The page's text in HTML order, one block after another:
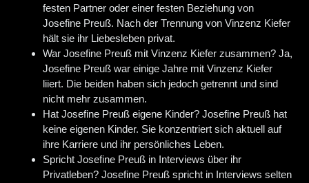
festen Partner oder einer festen Beziehung von
Josefine Preuß. Nach der Trennung von Vinzenz Kiefer
hält sie ihr Liebesleben privat.
War Josefine Preuß mit Vinzenz Kiefer zusammen? Ja,
Josefine Preuß war einige Jahre mit Vinzenz Kiefer
liiert. Die beiden haben sich jedoch getrennt und sind
nicht mehr zusammen.
Hat Josefine Preuß eigene Kinder? Josefine Preuß hat
keine eigenen Kinder. Sie konzentriert sich aktuell auf
ihre Karriere und ihr persönliches Leben.
Spricht Josefine Preuß in Interviews über ihr
Privatleben? Josefine Preuß spricht in Interviews selten